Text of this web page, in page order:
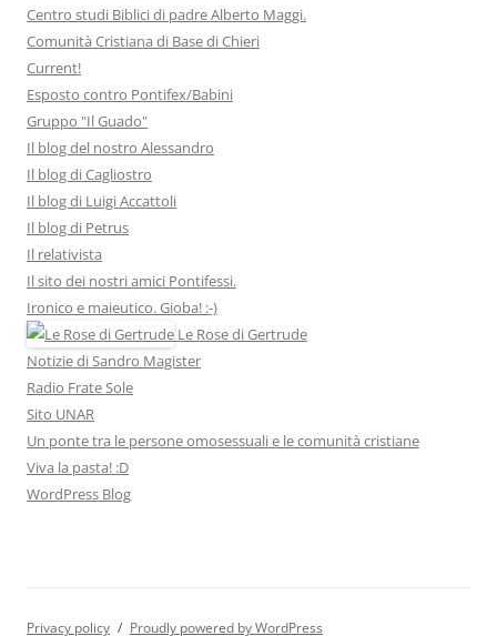
Centro studi Biblici di padre Alberto Maggi.
Comunità Cristiana di Base di Chieri
Current!
Esposto contro Pontifex/Babini
Gruppo "Il Guado"
Il blog del nostro Alessandro
Il blog di Cagliostro
Il blog di Luigi Accattoli
Il blog di Petrus
Il relativista
Il sito dei nostri amici Pontifessi.
Ironico e maieutico. Gioba! :-)
Le Rose di Gertrude
Notizie di Sandro Magister
Radio Frate Sole
Sito UNAR
Un ponte tra le persone omosessuali e le comunità cristiane
Viva la pasta! :D
WordPress Blog
Privacy policy Proudly powered by WordPress